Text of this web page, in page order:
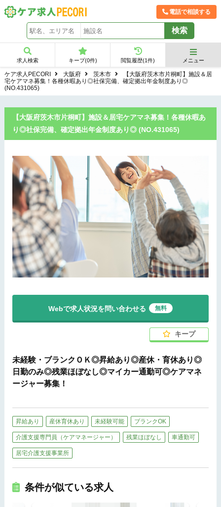
電話で相談する
求人検索 キープ(0件) 閲覧履歴(1件) メニュー
ケア求人PECORI 大阪府 茨木市
【大阪府茨木市片桐町】施設＆居
宅ケアマネ募集！各種休暇あり◎社保完備、確定拠出年金制度あり◎
(NO.431065)
【大阪府茨木市片桐町】施設＆居宅ケアマネ募集！各種休暇あ
り◎社保完備、確定拠出年金制度あり◎ (NO.431065)
昇給あり 産休育休あり 未経験可能 ブランクOK
介護支援専門員（ケアマネージャー） 残業ほぼなし 車通勤可
居宅介護支援事業所
未経験・ブランクＯＫ◎昇給あり◎産休・育休あり◎
日勤のみ◎残業ほぼなし◎マイカー通勤可◎ケアマネ
ージャー募集！
キープ
Webで求人状況を問い合わせる 無料
条件が似ている求人